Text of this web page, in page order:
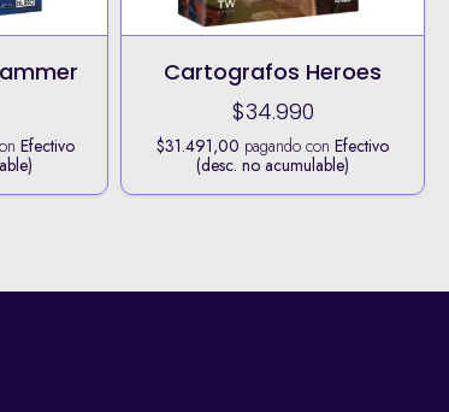
Efectivo
Cartografos Heroes
$34.990
$31.491,00 pagando conEfectivo
(desc. no acumulable)